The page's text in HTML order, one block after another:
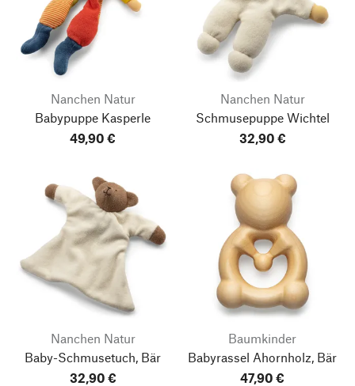
Nanchen Natur
Babypuppe Kasperle
49,90 €
Nanchen Natur
Schmusepuppe Wichtel
32,90 €
Nanchen Natur
Baby-Schmusetuch, Bär
32,90 €
Baumkinder
Babyrassel Ahornholz, Bär
47,90 €